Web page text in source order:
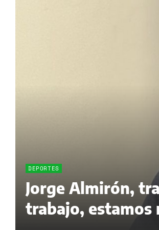
DEPORTES
Jorge Almirón,
trabajo,